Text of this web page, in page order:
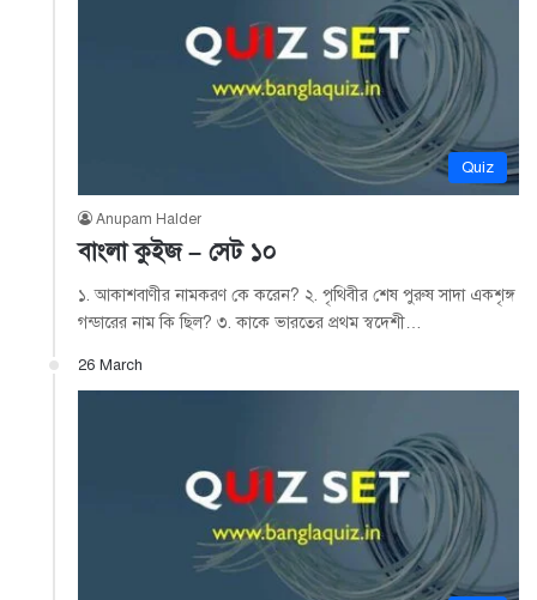
Quiz
Anupam Halder
বাংলা কুইজ – সেট ১০
১. আকাশবাণীর নামকরণ কে করেন? ২. পৃথিবীর শেষ পুরুষ সাদা একশৃঙ্গ
গন্ডারের নাম কি ছিল? ৩. কাকে ভারতের প্রথম স্বদেশী…
26 March